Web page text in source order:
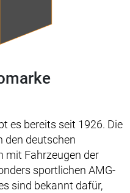
es bereits seit 1926. Die
den deutschen
mit Fahrzeugen der
sportlichen AMG-
sind bekannt dafür,